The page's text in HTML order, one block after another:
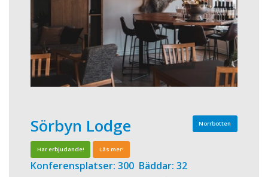
Norrbotten
Sörbyn Lodge
Har erbjudande! Läs mer!
Konferensplatser: 300 Bäddar: 32